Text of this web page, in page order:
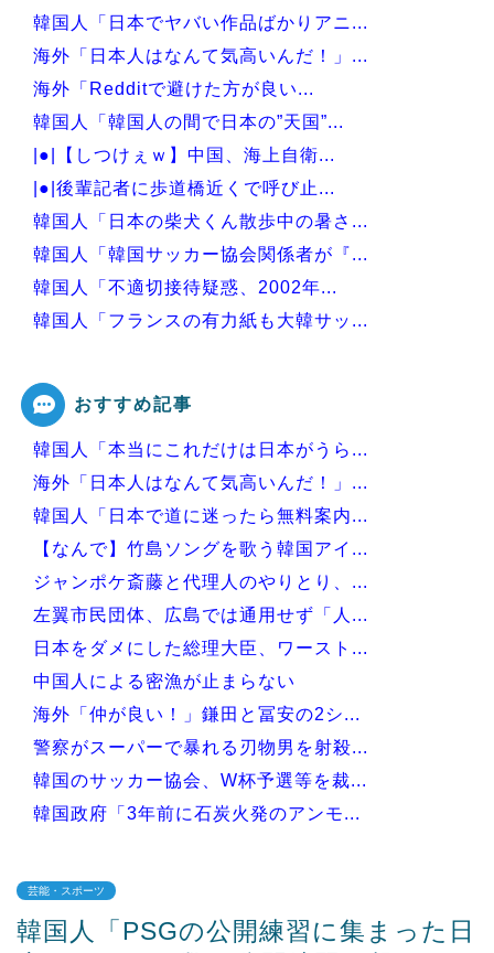
韓国人「日本でヤバい作品ばかりアニ...
海外「日本人はなんて気高いんだ！」...
海外「Redditで避けた方が良い...
韓国人「韓国人の間で日本の”天国”...
|●|【しつけぇｗ】中国、海上自衛...
|●|後輩記者に歩道橋近くで呼び止...
韓国人「日本の柴犬くん散歩中の暑さ...
韓国人「韓国サッカー協会関係者が『...
韓国人「不適切接待疑惑、2002年...
韓国人「フランスの有力紙も大韓サッ...
Powered by livedoor 相互RSS
おすすめ記事
韓国人「本当にこれだけは日本がうら...
海外「日本人はなんて気高いんだ！」...
韓国人「日本で道に迷ったら無料案内...
【なんで】竹島ソングを歌う韓国アイ...
ジャンポケ斎藤と代理人のやりとり、...
左翼市民団体、広島では通用せず「人...
日本をダメにした総理大臣、ワースト...
中国人による密漁が止まらない
海外「仲が良い！」鎌田と冨安の2シ...
警察がスーパーで暴れる刃物男を射殺...
韓国のサッカー協会、W杯予選等を裁...
韓国政府「3年前に石炭火発のアンモ...
Powered by livedoor 相互RSS
芸能・スポーツ
韓国人「PSGの公開練習に集まった日